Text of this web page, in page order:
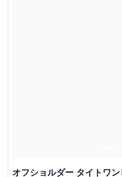
オフショルダー タイトワ